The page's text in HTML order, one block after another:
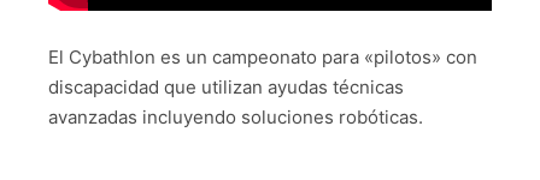
El Cybathlon es un campeonato para «pilotos» con
discapacidad que utilizan ayudas técnicas
avanzadas incluyendo soluciones robóticas.